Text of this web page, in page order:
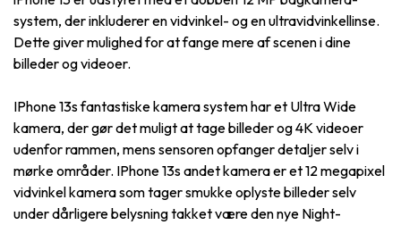
system, der inkluderer en vidvinkel- og en ultravidvinkellinse.
Dette giver mulighed for at fange mere af scenen i dine
billeder og videoer.
IPhone 13s fantastiske kamera system har et Ultra Wide
kamera, der gør det muligt at tage billeder og 4K videoer
udenfor rammen, mens sensoren opfanger detaljer selv i
mørke områder. IPhone 13s andet kamera er et 12 megapixel
vidvinkel kamera som tager smukke oplyste billeder selv
under dårligere belysning takket være den nye Night-